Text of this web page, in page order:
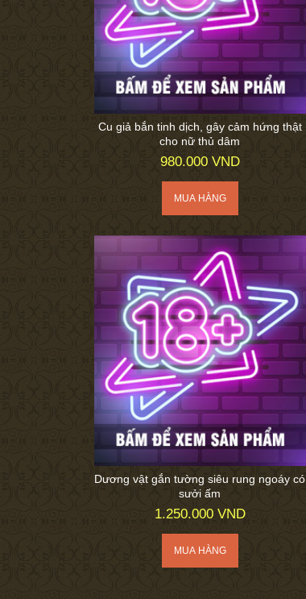
Cu giả bắn tinh dịch, gây cảm hứng thật
cho nữ thủ dâm
980.000 VND
Dương vật gắn tường siêu rung ngoáy có
sưởi ấm
1.250.000 VND